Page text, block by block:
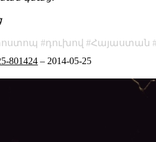
դուխով Հայաստան
801424 – 2014-05-25